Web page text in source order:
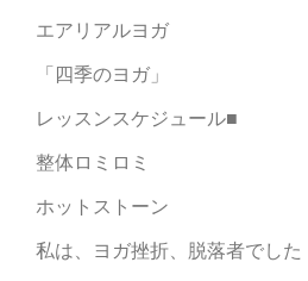
エアリアルヨガ
「四季のヨガ」
レッスンスケジュール■
整体ロミロミ
ホットストーン
私は、ヨガ挫折、脱落者でした